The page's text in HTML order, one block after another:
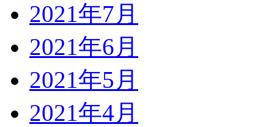
2021年7月
2021年6月
2021年5月
2021年4月